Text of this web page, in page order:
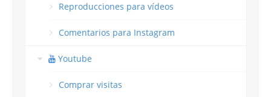
Reproducciones para vídeos
Comentarios para Instagram
Youtube
Comprar visitas